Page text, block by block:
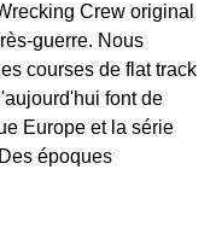
Crew original
guerre. Nous
courses de flat track
font de
Europe et la série
époques